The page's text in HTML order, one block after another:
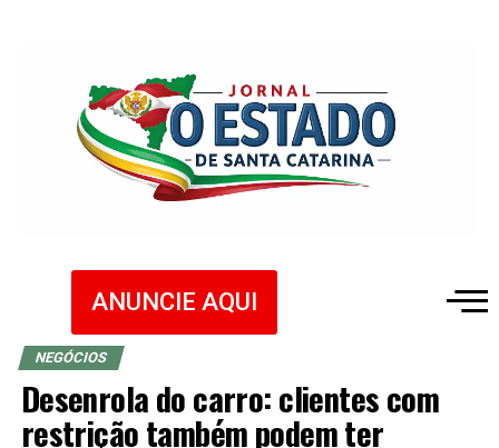
ANUNCIE AQUI
NEGÓCIOS
Desenrola do carro: clientes com
restrição também podem ter